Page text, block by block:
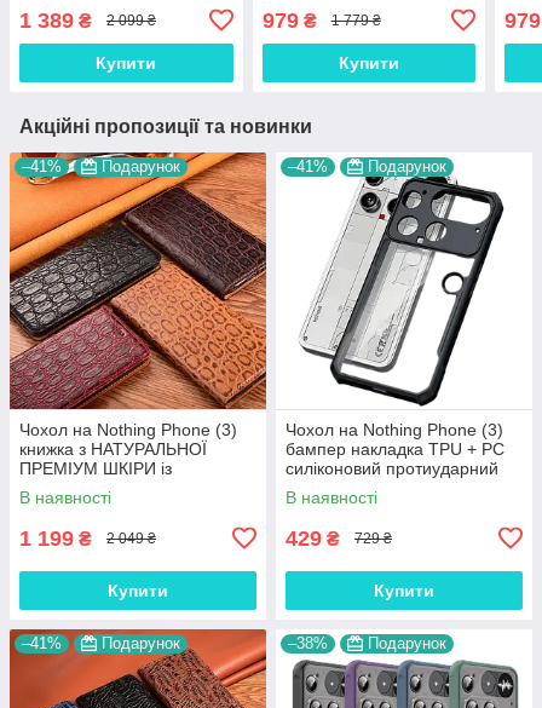
протиударний магнітний
"OSTRICH"
1 389 ₴ 2 099 ₴
Купити
протиударний магнітний
3D "CROCOHEAD"
979₴ 1 779 ₴
Купити
3D
979
Акційні пропозиції та новинки
–41% Подарунок
Чохол на Nothing Phone (3)
книжка з НАТУРАЛЬНОЇ
ПРЕМІУМ ШКІРИ із
підставкою протиударний
магнітний "JACOSA"
В наявності
1 199 ₴ 2 049 ₴
Купити
–41% Подарунок
Чохол на Nothing Phone (3)
бампер накладка TPU + PC
силіконовий протиударний
оригінальний "NEO-HYBRID"
В наявності
429 ₴ 729 ₴
Купити
–41% Подарунок –38% Подарунок